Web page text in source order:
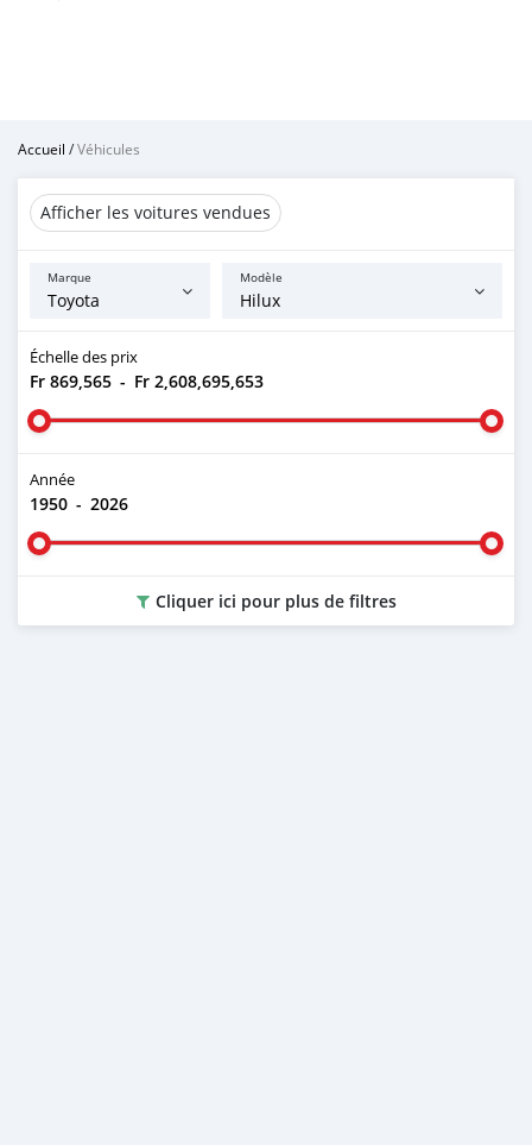
Accueil /Véhicules
Afficher les voitures vendues
Marque Modèle
Échelle des prix
Fr 869,565 - Fr 2,608,695,653
Année
1950 - 2026
Cliquer ici pour plus de filtres